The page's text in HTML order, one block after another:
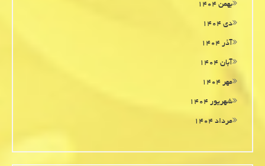
بهمن ۱۴۰۴
دی ۱۴۰۴
آذر ۱۴۰۴
آبان ۱۴۰۴
مهر ۱۴۰۴
شهریور ۱۴۰۴
مرداد ۱۴۰۴